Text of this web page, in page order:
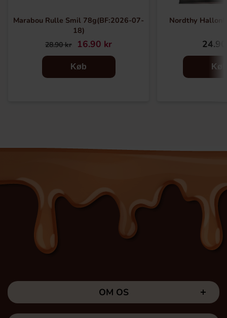
Marabou Rulle Smil 78g(BF:2026-07-
18)
28.90 kr 16.90 kr
Køb
Nordthy
Køb
OM OS